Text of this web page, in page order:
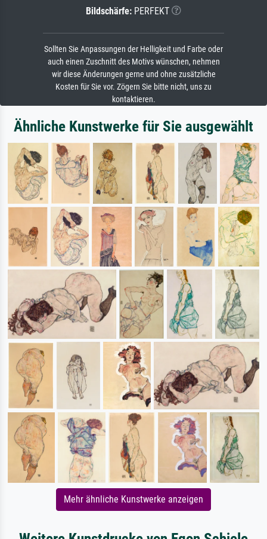
Bildschärfe: PERFEKT
Sollten Sie Anpassungen der Helligkeit und Farbe oder
auch einen Zuschnitt des Motivs wünschen, nehmen
wir diese Änderungen gerne und ohne zusätzliche
Kosten für Sie vor. Zögern Sie bitte nicht, uns zu
kontaktieren.
Ähnliche Kunstwerke für Sie ausgewählt
Mehr ähnliche Kunstwerke anzeigen